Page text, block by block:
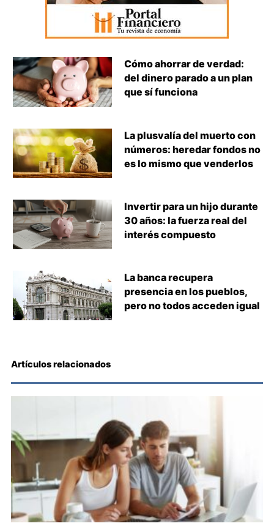
Cómo ahorrar de verdad:
del dinero parado a un plan
que sí funciona
La plusvalía del muerto con
números: heredar fondos no
es lo mismo que venderlos
Invertir para un hijo durante
30 años: la fuerza real del
interés compuesto
La banca recupera
presencia en los pueblos,
pero no todos acceden igual
Artículos relacionados